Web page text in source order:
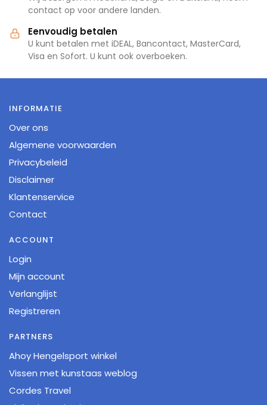
contact op voor andere landen.
Eenvoudig betalen
U kunt betalen met iDEAL, Bancontact, MasterCard,
Visa en Sofort. U kunt ook overboeken.
INFORMATIE
Over ons
Algemene voorwaarden
Privacybeleid
Disclaimer
Klantenservice
Contact
ACCOUNT
Login
Mijn account
Verlanglijst
Registreren
PARTNERS
Ahoy Hengelsport winkel
Vissen met kunstaas weblog
Cordes Travel